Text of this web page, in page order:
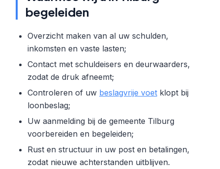
begeleiden
Overzicht maken van al uw schulden,
inkomsten en vaste lasten;
Contact met schuldeisers en deurwaarders,
zodat de druk afneemt;
Controleren of uw beslagvrije voet klopt bij
loonbeslag;
Uw aanmelding bij de gemeente Tilburg
voorbereiden en begeleiden;
Rust en structuur in uw post en betalingen,
zodat nieuwe achterstanden uitblijven.